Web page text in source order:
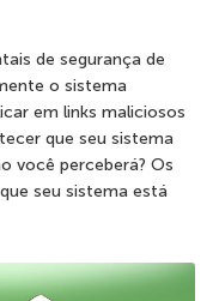
de segurança de
o sistema
em links maliciosos
que seu sistema
você perceberá? Os
seu sistema está